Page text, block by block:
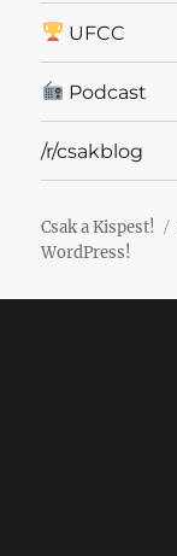
UFCC
Podcast
/r/csakblog
Csak a Kispest!
WordPress!